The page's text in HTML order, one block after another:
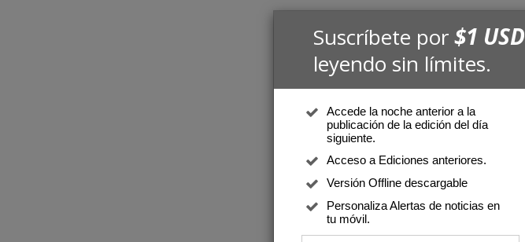
Suscríbete por$1 USD
leyendo sin límites.
Accede la noche anterior a la
publicación de la edición del día
siguiente.
Acceso a Ediciones anteriores.
Versión Offline descargable
Personaliza Alertas de noticias en
tu móvil.